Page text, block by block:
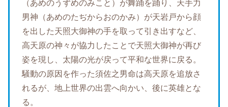
（あめのうずめのみこと）が舞踊を踊り、天手力
男神（あめのたぢからおのかみ）が天岩戸から顔
を出した天照大御神の手を取って引き出すなど、
高天原の神々が協力したことで天照大御神が再び
姿を現し、太陽の光が戻って平和な世界に戻る。
騒動の原因を作った須佐之男命は高天原を追放さ
れるが、地上世界の出雲へ向かい、後に英雄とな
る。